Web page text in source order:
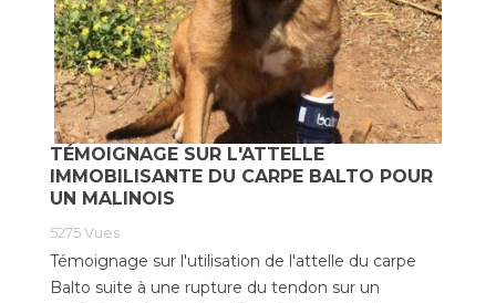
TÉMOIGNAGE SUR L'ATTELLE
IMMOBILISANTE DU CARPE BALTO POUR
UN MALINOIS
5275Vues
Témoignage sur l'utilisation de l'attelle du carpe
Balto suite à une rupture du tendon sur un